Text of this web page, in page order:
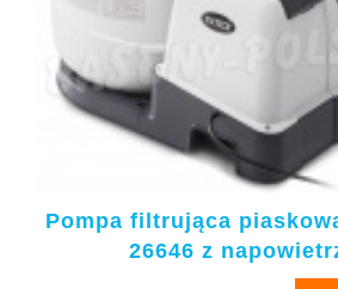
Pompa filtrująca
26646 z